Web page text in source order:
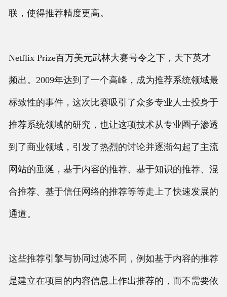
联，使得推荐精度更高。
Netflix Prize百万美元武林大赛号令之下，天下英才
频出。2009年达到了一个高峰，成为推荐系统领域最
标致性的事件，这次比赛吸引了众多专业人士投身于
推荐系统领域的研究，也让这项技术从专业圈子渗透
到了商业领域，引发了热烈的讨论并逐渐勾起了主流
网站的垂涎，基于内容的推荐、基于知识的推荐、混
合推荐、基于信任网络的推荐等等走上了快速发展的
通道。
这些推荐引擎与协同过滤不同，例如基于内容的推荐
是建立在项目的内容信息上作出推荐的，而不需要依